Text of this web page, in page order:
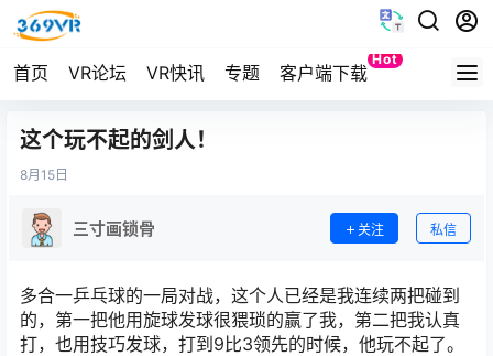
首页 VR论坛 VR快讯 专题 客户端下载
Hot
Quest
这个玩不起的剑人！
8月 15日
三寸画锁骨 关注 私信
多合一乒乓球的一局对战，这个人已经是我连续两把碰到
的，第一把他用旋球发球很猥琐的赢了我，第二把我认真
打，也用技巧发球，打到9比3领先的时候，他玩不起了。